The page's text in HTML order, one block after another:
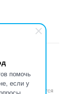
помочь
если у
защищены.
допускается